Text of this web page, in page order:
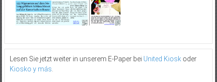
Lesen Sie jetzt weiter in unserem E-Paper bei United Kioskoder
Kiosko y más